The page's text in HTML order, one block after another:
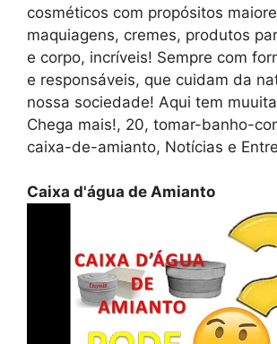
cosméticos com propósitos
maquiagens, cremes, produtos
e corpo, incríveis! Sempre com
e responsáveis, que cuidam da
nossa sociedade! Aqui tem
Chega mais!, 20, tomar-banho-
caixa-de-amianto, Notícias e
Caixa d'água de Amianto